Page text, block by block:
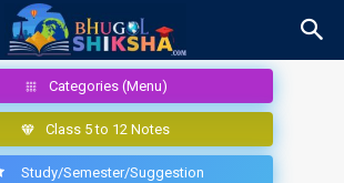
Categories (Menu)
Class 5 to 12 Notes
Study/Semester/Suggestion